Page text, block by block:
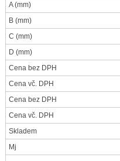
A(mm)
B (mm)
C (mm)
D (mm)
Cena bez DPH
Cena vč. DPH
Cena bez DPH
Cena vč. DPH
Skladem
Mj